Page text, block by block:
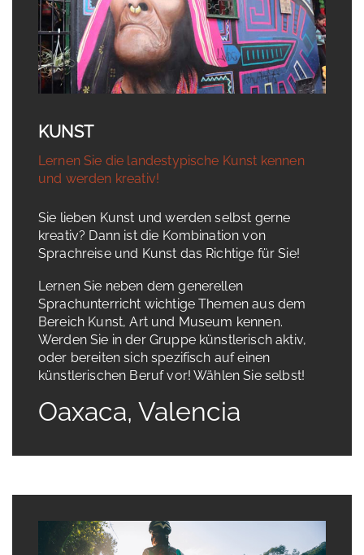
KUNST
Lernen Sie die landestypische Kunst kennen
und werden kreativ!
Sie lieben Kunst und werden selbst gerne
kreativ? Dann ist die Kombination von
Sprachreise und Kunst das Richtige für Sie!
Lernen Sie neben dem generellen
Sprachunterricht wichtige Themen aus dem
Bereich Kunst, Art und Museum kennen.
Werden Sie in der Gruppe künstlerisch aktiv,
oder bereiten sich spezifisch auf einen
künstlerischen Beruf vor! Wählen Sie selbst!
Oaxaca, Valencia